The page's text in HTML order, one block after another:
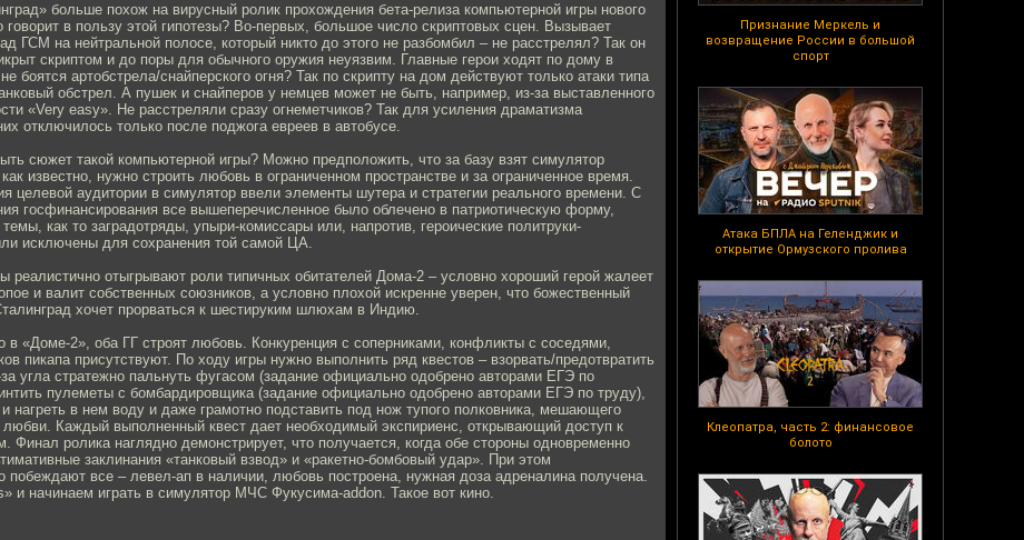
Признание Меркель и
возвращение России в большой
спорт
Атака БПЛА на Геленджик и
открытие Ормузского пролива
Клеопатра, часть 2: финансовое
болото
больше похож на вирусный ролик прохождения бета-релиза компьютерной игры нового
говорит в пользу этой гипотезы? Во-первых, большое число скриптовых сцен. Вызывает
ГСМ на нейтральной полосе, который никто до этого не разбомбил – не расстрелял? Так он
скриптом и до поры для обычного оружия неуязвим. Главные герои ходят по дому в
боятся артобстрела/снайперского огня? Так по скрипту на дом действуют только атаки типа
обстрел. А пушек и снайперов у немцев может не быть, например, из-за выставленного
«Very easy». Не расстреляли сразу огнеметчиков? Так для усиления драматизма
отключилось только после поджога евреев в автобусе.
сюжет такой компьютерной игры? Можно предположить, что за базу взят симулятор
известно, нужно строить любовь в ограниченном пространстве и за ограниченное время.
целевой аудитории в симулятор ввели элементы шутера и стратегии реального времени. С
госфинансирования все вышеперечисленное было облечено в патриотическую форму,
как то заградотряды, упыри-комиссары или, напротив, героические политруки-
исключены для сохранения той самой ЦА.
реалистично отыгрывают роли типичных обитателей Дома-2 – условно хороший герой жалеет
и валит собственных союзников, а условно плохой искренне уверен, что божественный
хочет прорваться к шестируким шлюхам в Индию.
в «Доме-2», оба ГГ строят любовь. Конкуренция с соперниками, конфликты с соседями,
пикапа присутствуют. По ходу игры нужно выполнить ряд квестов – взорвать/предотвратить
угла стратежно пальнуть фугасом (задание официально одобрено авторами ЕГЭ по
пулеметы с бомбардировщика (задание официально одобрено авторами ЕГЭ по труду),
и нагреть в нем воду и даже грамотно подставить под нож тупого полковника, мешающего
любви. Каждый выполненный квест дает необходимый экспириенс, открывающий доступ к
Финал ролика наглядно демонстрирует, что получается, когда обе стороны одновременно
заклинания «танковый взвод» и «ракетно-бомбовый удар». При этом
побеждают все – левел-ап в наличии, любовь построена, нужная доза адреналина получена.
и начинаем играть в симулятор МЧС Фукусима-addon. Такое вот кино.